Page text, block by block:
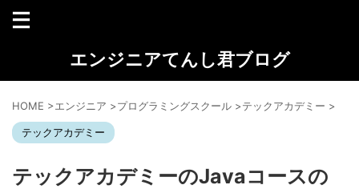
エンジニアてんし君ブログ
HOME >エンジニア >プログラミングスクール >テックアカデミー >
テックアカデミー
テックアカデミーのJavaコースの